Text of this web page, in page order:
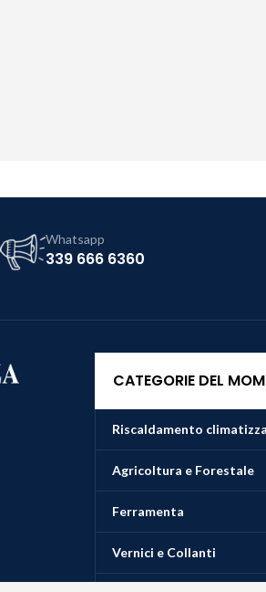
Whatsapp
339 666 6360
CATEGORIE DEL
Riscaldamento
Agricoltura e Forestale
Ferramenta
Vernici e Collanti